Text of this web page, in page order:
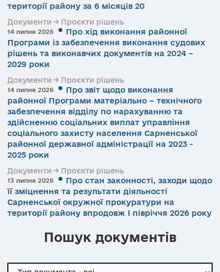
території району за 6 місяців 20
Документи → Проєкти рішень
14 липня 2026
Про хід виконання районної
Програми із забезпечення виконання судових
рішень та виконавчих документів на 2024 –
2029 роки
Документи → Проєкти рішень
14 липня 2026
Про звіт щодо виконання
районної Програми матеріально – технічного
забезпечення відділу по нарахуванню та
здійсненню соціальних виплат управління
соціального захисту населення Сарненської
районної державної адміністрації на 2023 -
2025 роки
Документи → Проєкти рішень
13 липня 2026
Про стан законності, заходи щодо
її зміцнення та результати діяльності
Сарненської окружної прокуратури на
території району впродовж І півріччя 2026 року
Пошук документів